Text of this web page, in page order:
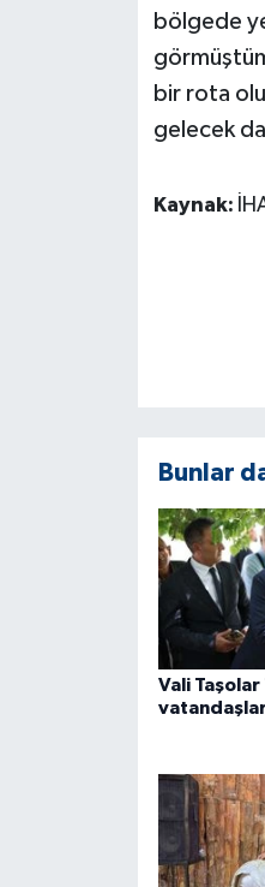
bölgede
bir rota
gelecek
Kaynak:
Bunlar
Vali